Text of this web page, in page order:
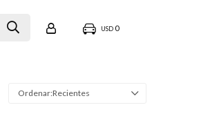
USD 0
Recientes